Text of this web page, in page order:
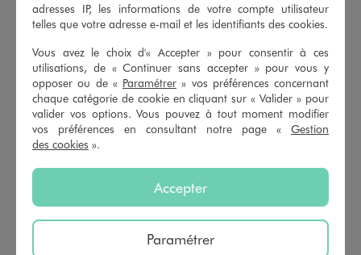
Accessoires fille LuluCastagnette
Tenue de rentrée des classes fille
Maillots de bain fille Shorts fille
Robe cérémonie fille Short fluide fille
Crop Top
Pantalons cargo
Pantalons fluides
adresses IP, les informations de votre compte utilisateur
telles que votre adresse e-mail et les identifiants des cookies.
Vous avez le choix d'« Accepter » pour consentir à ces
utilisations, de « Continuer sans accepter » pour vous y
opposer ou de « Paramétrer » vos préférences concernant
chaque catégorie de cookie en cliquant sur « Valider » pour
valider vos options. Vous pouvez à tout moment modifier
vos préférences en consultant notre page « Gestion
des cookies ».
Accepter
Paramétrer